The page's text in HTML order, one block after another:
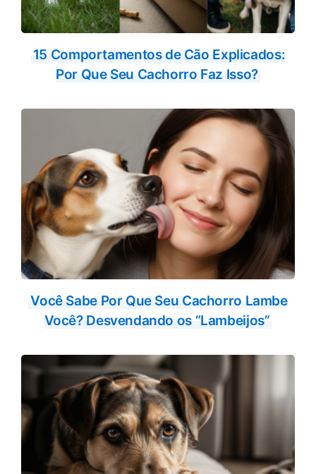
15 Comportamentos de Cão Explicados:
Por Que Seu Cachorro Faz Isso?
Você Sabe Por Que Seu Cachorro Lambe
Você? Desvendando os “Lambeijos”